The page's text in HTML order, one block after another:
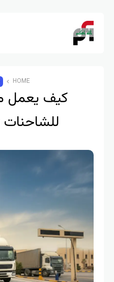
HOME
كيف يعمل
للشاحنات